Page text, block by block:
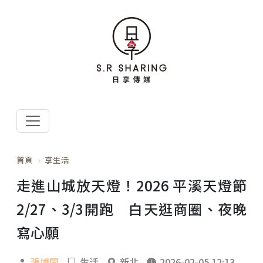
首頁 享生活
走進山城放天燈！2026 平溪天燈節
2/27、3/3開跑 白天逛商圈、夜晚
寫心願